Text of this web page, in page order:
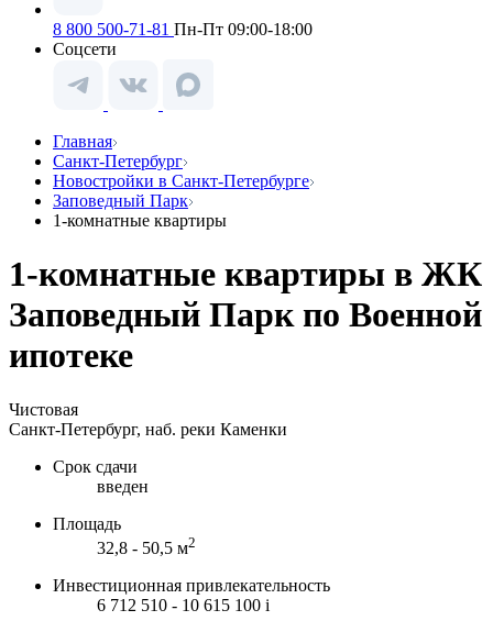
8 800 500-71-81 Пн-Пт 09:00-18:00
Соцсети
Главная
Санкт-Петербург
Новостройки в Санкт-Петербурге
Заповедный Парк
1-комнатные квартиры
1-комнатные квартиры в ЖК
Заповедный Парк по Военной
ипотеке
Чистовая
Санкт-Петербург, наб. реки Каменки
Срок сдачи
введен
Площадь
32,8 - 50,5 м2
Инвестиционная привлекательность
6 712 510 - 10 615 100 i